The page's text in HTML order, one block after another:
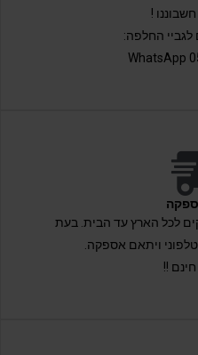
!
לגביי החלפה:
6-19 ימי עסקים לכל הארץ עד הבית. בעת
ויתאם אספקה.
!!